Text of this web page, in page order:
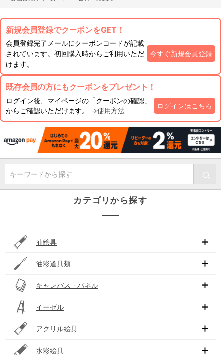
新規会員登録でクーポンをGET！
会員登録完了メールにクーポンコードが記載
されています。初回購入時からご利用いただ
けます。
今すぐ新規会員登録
既存会員の方にもクーポンをプレゼント！
ログイン後、マイページの「クーポンの確認」
からご確認いただけます。 →使用方法
ログインはこちら
キーワードから探す
カテゴリから探す
油絵具
油彩道具類
キャンバス・パネル
イーゼル
アクリル絵具
水彩絵具